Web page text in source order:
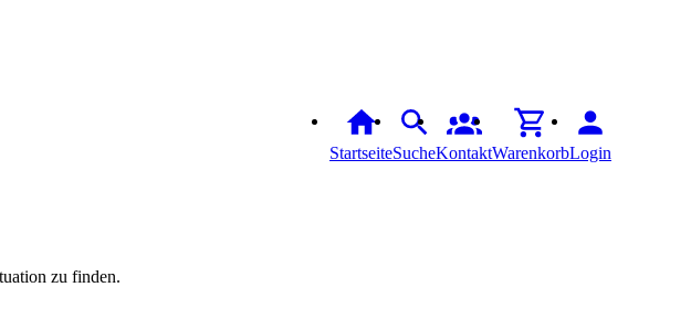
StartseiteSucheKontaktWarenkorbLogin
zu finden.